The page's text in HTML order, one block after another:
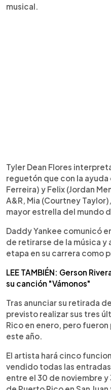
musical.
Tyler Dean Flores
reguetón que con la ayuda
Ferreira) y Felix (Jordan
A&R, Mia (Courtney
mayor estrella del mundo
Daddy Yankee comunicó
de retirarse de la música y
etapa en su carrera como
LEE TAMBIÉN: Gerson
su canción "Vámonos"
Tras anunciar su retirada
previsto realizar sus tres
Rico en enero, pero
este año.
El artista hará cinco
vendido todas las
entre el 30 de noviembre